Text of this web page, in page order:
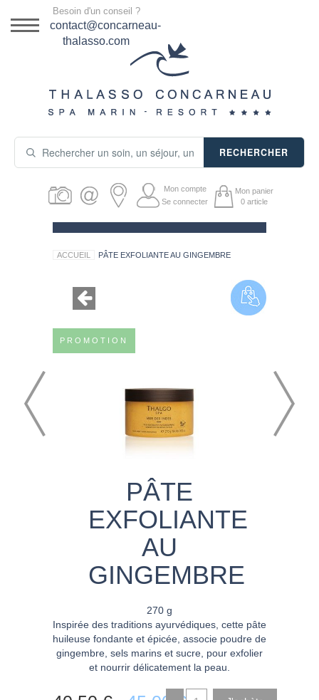
DESTINATION
SÉJOURS THALASSO
PRODUITS COSMÉTIQUES
GUIDE CADEAUX
Besoin d'un conseil ?
contact@concarneau-
thalasso.com
RECHERCHER
Mon compte
Se connecter
Mon panier
0 article
ACCUEIL PÂTE EXFOLIANTE AU GINGEMBRE
PROMOTION
PÂTE
EXFOLIANTE
AU
GINGEMBRE
270 g
Inspirée des traditions ayurvédiques, cette pâte
huileuse fondante et épicée, associe poudre de
gingembre, sels marins et sucre, pour exfolier
et nourrir délicatement la peau.